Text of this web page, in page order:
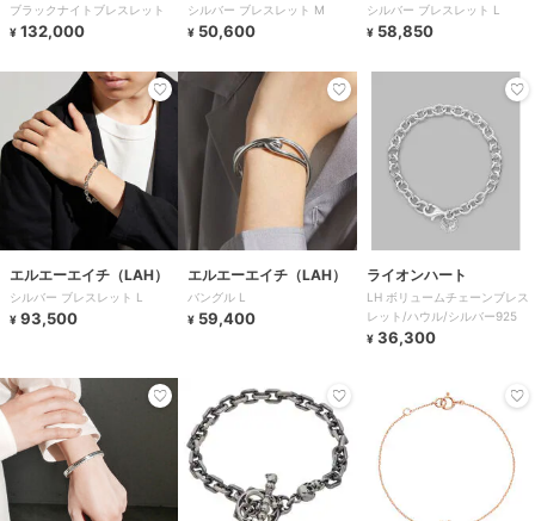
ブラックナイトブレスレット
¥ 132,000
シルバー ブレスレット M
¥ 50,600
シルバー ブレスレット L
¥ 58,850
エルエーエイチ（LAH）
シルバー ブレスレット L
¥ 93,500
エルエーエイチ（LAH）
バングル L
¥ 59,400
ライオンハート
LH ボリュームチェーンブレス
レット/ハウル/シルバー925
¥ 36,300